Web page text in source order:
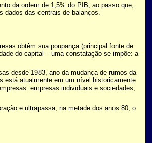
da ordem de 1,5% do PIB, ao passo que,
das centrais de balanços.
obtêm sua poupança (principal fonte de
do capital – uma constatação se impõe: a
desde 1983, ano da mudança de rumos da
está atualmente em um nível historicamente
empresas individuais e sociedades,
e ultrapassa, na metade dos anos 80, o